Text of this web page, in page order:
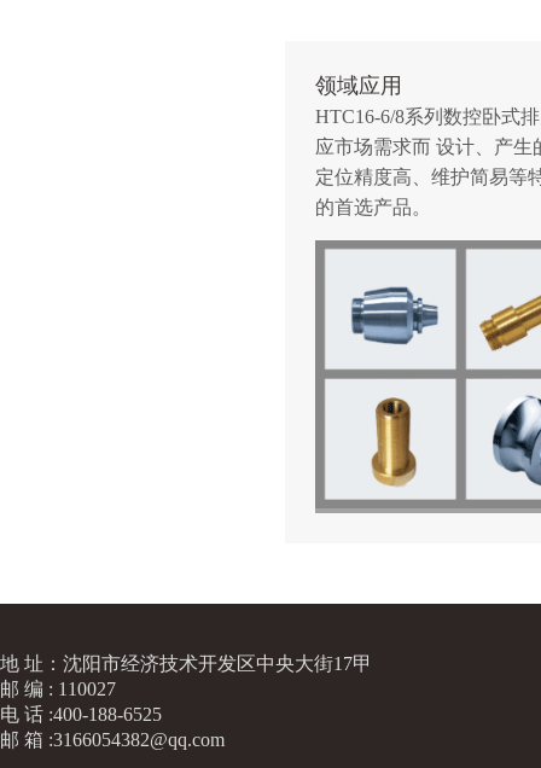
领域应用
HTC16-6/8系列数控卧式
应市场需求而 设计、产
定位精度高、维护简易等
的首选产品。
地 址：沈阳市经济技术开发区中央大街17甲
邮 编 : 110027
电 话 :400-188-6525
邮 箱 :3166054382@qq.com